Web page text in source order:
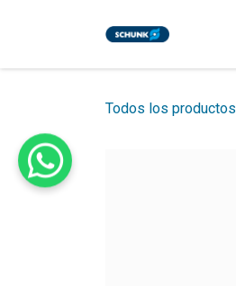
Todos los productos